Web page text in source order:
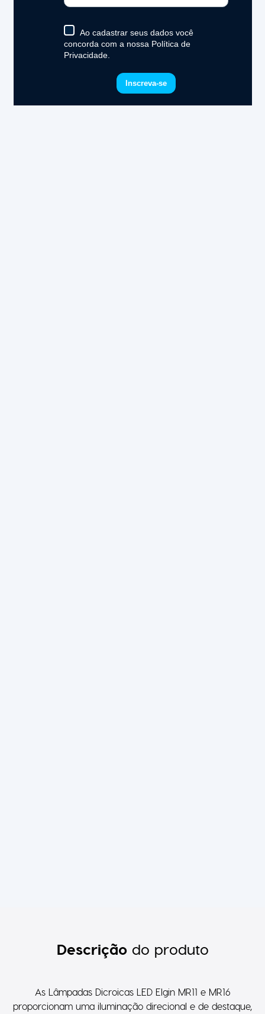
Descriçãodo produto
As Lâmpadas Dicroicas LED Elgin MR11 e MR16
proporcionam uma iluminação direcional e de destaque,